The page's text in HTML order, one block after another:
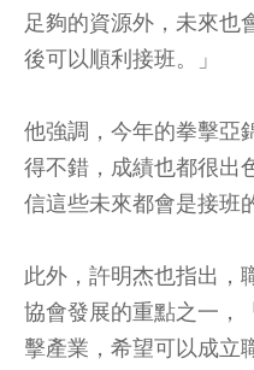
足夠的資源外，未來也
後可以順利接班。」
他強調，今年的拳擊亞
得不錯，成績也都很出
信這些未來都會是接班
此外，許明杰也指出，
協會發展的重點之一，
擊產業，希望可以成立